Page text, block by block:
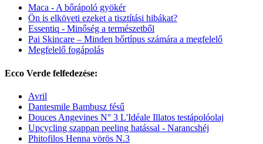
Maca - A bőrápoló gyökér
Ön is elköveti ezeket a tisztítási hibákat?
Essentiq - Minőség a természetből
Pai Skincare – Minden bőrtípus számára a megfelelő
Megfelelő fogápolás
Ecco Verde felfedezése:
Avril
Dantesmile Bambusz fésű
Douces Angevines N° 3 L'Idéale Illatos testápolóolaj
Upcycling szappan peeling hatással - Narancshéj
Phitofilos Henna vörös N.3